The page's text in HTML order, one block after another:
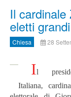
Il
eletti
Chiesa 28
Il
Italiana,